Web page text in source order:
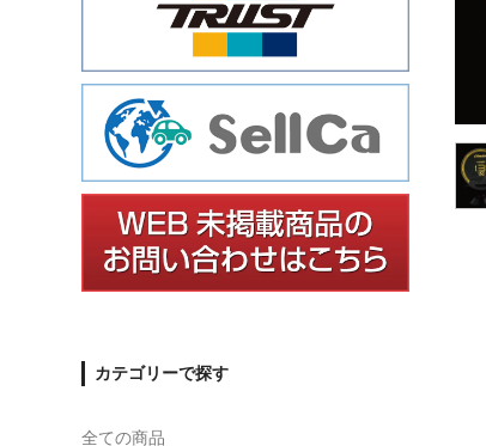
カテゴリーで探す
全ての商品